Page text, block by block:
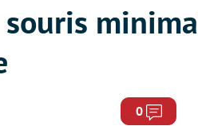
souris
0